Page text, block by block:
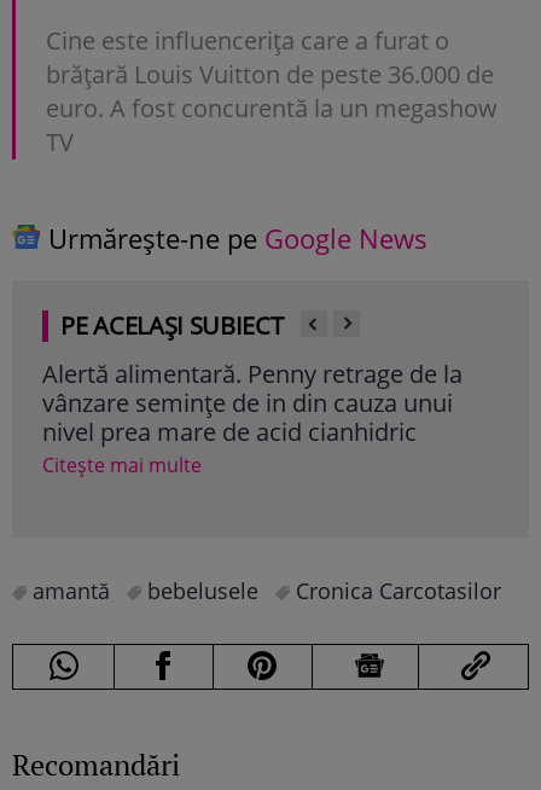
Cine este influencerița care a furat o
brățară Louis Vuitton de peste 36.000 de
euro. A fost concurentă la un megashow
TV
Urmărește-ne pe Google News
PE ACELAȘI SUBIECT
Alertă alimentară. Penny retrage de la
vânzare semințe de in din cauza unui
nivel prea mare de acid cianhidric
Citește mai multe
amantă bebelusele Cronica Carcotasilor
Recomandări